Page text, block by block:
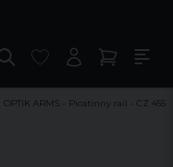
OPTIK ARMS - Picatinny rail - CZ 455